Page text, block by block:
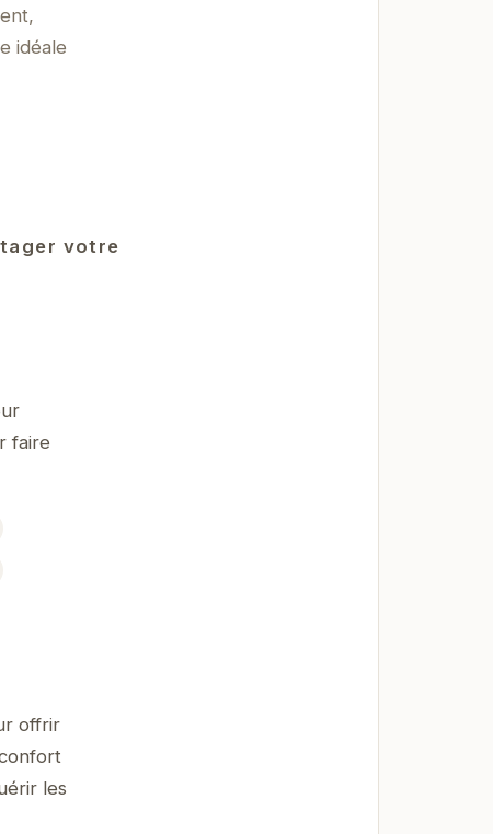
idéale
votre
faire
offrir
les